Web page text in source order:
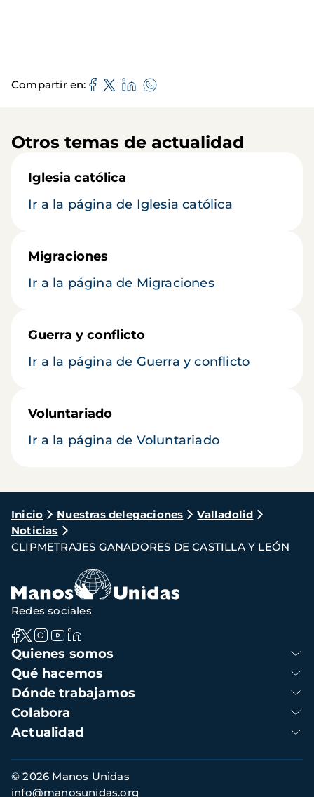
Compartir en
Otros temas de actualidad
Iglesia católica
Ir a la página de Iglesia católica
Migraciones
Ir a la página de Migraciones
Guerra y conflicto
Ir a la página de Guerra y conflicto
Voluntariado
Ir a la página de Voluntariado
Ruta
de
navegación
Inicio Nuestras delegaciones
Valladolid
Noticias
CLIPMETRAJES GANADORES DE CASTILLA Y LEÓN
Navegación
principal
Quienes somos
Qué hacemos
Dónde trabajamos
Colabora
Actualidad
Redes sociales
Información
de
© 2026 Manos Unidas
info@manosunidas.org